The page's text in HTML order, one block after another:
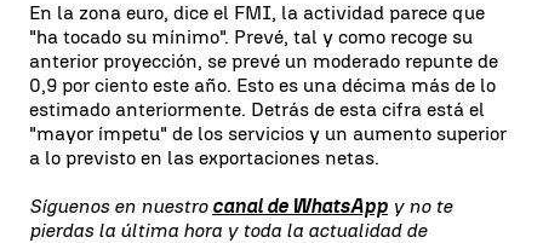
En la zona euro, dice el FMI, la actividad parece que
"ha tocado su mínimo". Prevé, tal y como recoge su
anterior proyección, se prevé un moderado repunte de
0,9 por ciento este año. Esto es una décima más de lo
estimado anteriormente. Detrás de esta cifra está el
"mayor ímpetu" de los servicios y un aumento superior
a lo previsto en las exportaciones netas.
Síguenos en nuestro canal de WhatsApp y no te
pierdas la última hora y toda la actualidad de